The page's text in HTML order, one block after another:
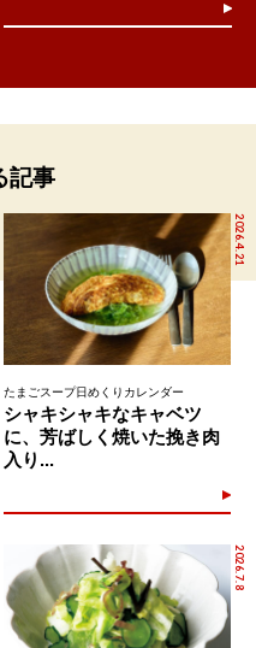
記事
2026.4.21
たまごスープ日めくりカレンダー
シャキシャキなキャベツ
に、芳ばしく焼いた挽き肉
入り...
2026.7.8